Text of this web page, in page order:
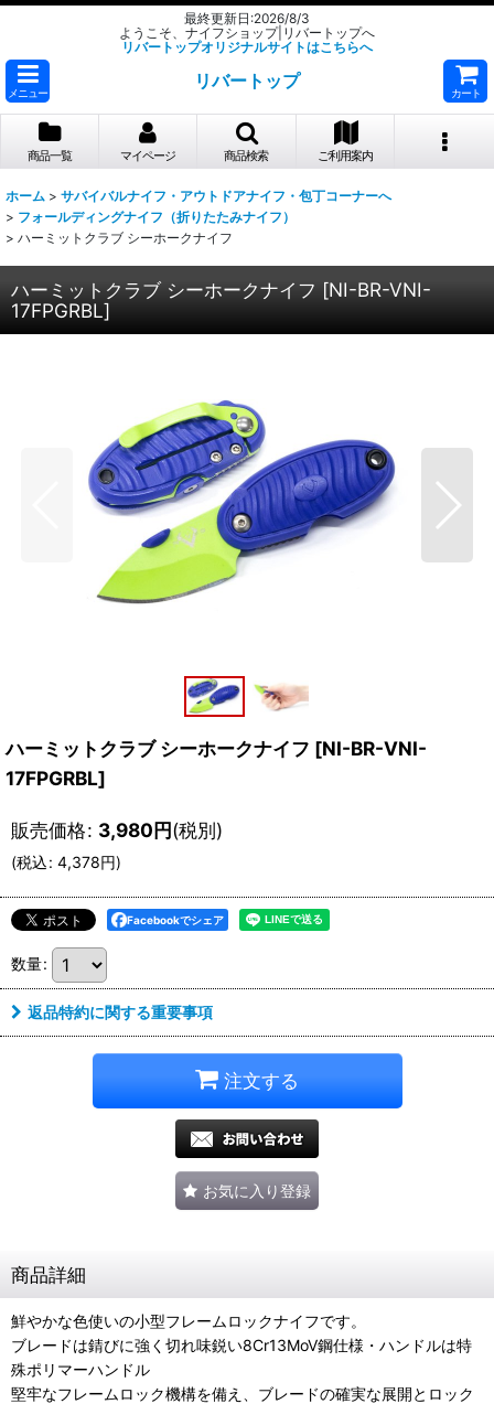
最終更新日:2026/8/3
ようこそ、ナイフショップ|リバートップへ
リバートップオリジナルサイトはこちらへ
メニュー
リバートップ
カート
商品一覧 マイページ 商品検索 ご利用案内
ホーム > サバイバルナイフ・アウトドアナイフ・包丁コーナーへ
> フォールディングナイフ（折りたたみナイフ）
> ハーミットクラブ シーホークナイフ
ハーミットクラブ シーホークナイフ [NI-BR-VNI-
17FPGRBL]
ハーミットクラブ シーホークナイフ [NI-BR-VNI-
17FPGRBL]
販売価格: 3,980円(税別)
(税込: 4,378円)
Facebookでシェア
数量:
返品特約に関する重要事項
注文する
お気に入り登録
商品詳細
鮮やかな色使いの小型フレームロックナイフです。
ブレードは錆びに強く切れ味鋭い8Cr13MoV鋼仕様・ハンドルは特
殊ポリマーハンドル
堅牢なフレームロック機構を備え、ブレードの確実な展開とロック